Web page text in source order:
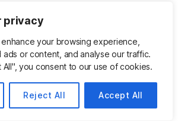
privacy
your browsing experience,
or content, and analyse our traffic.
All", you consent to our use of cookies.
Reject All Accept All
,pfeil,
Kategorien
LESBARES MEINUNG
NEWS
SURVIVAL